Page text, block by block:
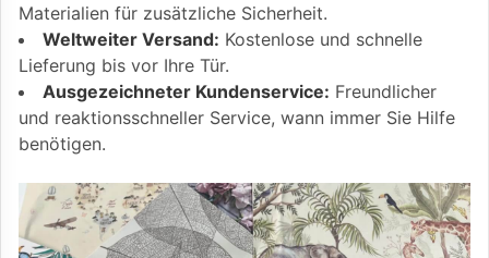
Materialien für zusätzliche Sicherheit.
Weltweiter Versand: Kostenlose und schnelle
Lieferung bis vor Ihre Tür.
Ausgezeichneter Kundenservice: Freundlicher
und reaktionsschneller Service, wann immer Sie Hilfe
benötigen.